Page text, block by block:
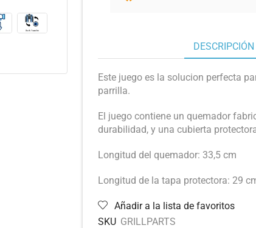
DESCRIPCIÓN
Este juego es la solucion perfecta
parrilla.
El juego contiene un quemador
durabilidad, y una cubierta
Longitud del quemador: 33,5 cm
Longitud de la tapa protectora: 29
Añadir a la lista de favoritos
SKU GRILLPARTS